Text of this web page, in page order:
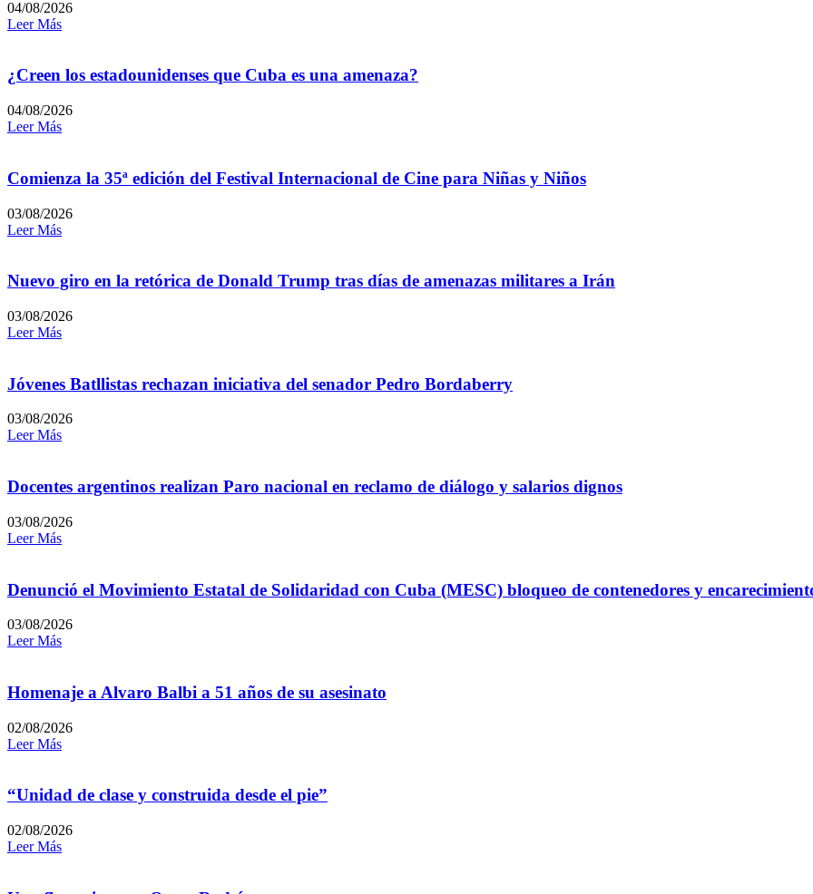
04/08/2026
Leer Más
¿Creen los estadounidenses que Cuba es una amenaza?
04/08/2026
Leer Más
Comienza la 35ª edición del Festival Internacional de Cine para Niñas y Niños
03/08/2026
Leer Más
Nuevo giro en la retórica de Donald Trump tras días de amenazas militares a Irán
03/08/2026
Leer Más
Jóvenes Batllistas rechazan iniciativa del senador Pedro Bordaberry
03/08/2026
Leer Más
Docentes argentinos realizan Paro nacional en reclamo de diálogo y salarios dignos
03/08/2026
Leer Más
Denunció el Movimiento Estatal de Solidaridad con Cuba (MESC) bloqueo de contenedores y
03/08/2026
Leer Más
Homenaje a Alvaro Balbi a 51 años de su asesinato
02/08/2026
Leer Más
“Unidad de clase y construida desde el pie”
02/08/2026
Leer Más